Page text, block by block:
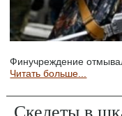
Финучреждение
Читать больше...